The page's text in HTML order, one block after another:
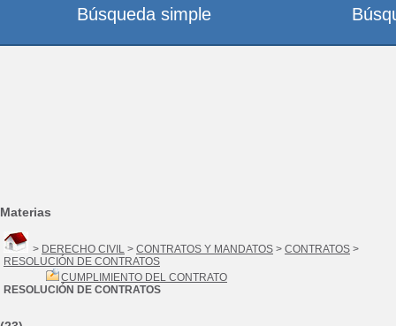
Materias
> DERECHO CIVIL > CONTRATOS Y MANDATOS > CONTRATOS >
RESOLUCIÓN DE CONTRATOS
CUMPLIMIENTO DEL CONTRATO
RESOLUCIÓN DE CONTRATOS
Búsqueda simple